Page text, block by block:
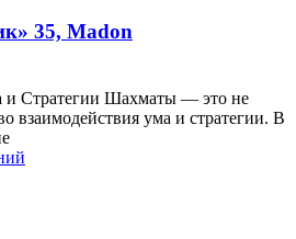
35, Madon
Стратегии Шахматы — это не
взаимодействия ума и стратегии. В